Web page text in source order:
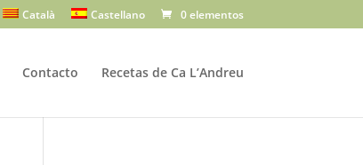
Català Castellano 0 elementos
Contacto Recetas de Ca L’Andreu